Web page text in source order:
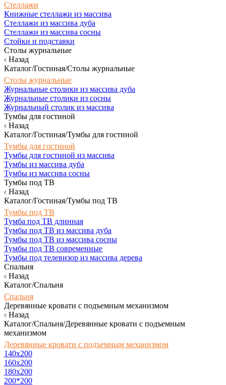
Стеллажи
Книжные стеллажи из массива
Стеллажи из массива дуба
Стеллажи из массива сосны
Стойки и подставки
Столы журнальные
Назад
Каталог/Гостиная/Столы журнальные
Столы журнальные
Журнальные столики из массива дуба
Журнальные столики из сосны
Журнальный столик из массива
Тумбы для гостиной
Назад
Каталог/Гостиная/Тумбы для гостиной
Тумбы для гостиной
Тумбы для гостиной из массива
Тумбы из массива дуба
Тумбы из массива сосны
Тумбы под ТВ
Назад
Каталог/Гостиная/Тумбы под ТВ
Тумбы под ТВ
Тумба под ТВ длинная
Тумбы под ТВ из массива дуба
Тумбы под ТВ из массива сосны
Тумбы под ТВ современные
Тумбы под телевизор из массива дерева
Спальня
Назад
Каталог/Спальня
Спальня
Деревянные кровати с подъемным механизмом
Назад
Каталог/Спальня/Деревянные кровати с подъемным
механизмом
Деревянные кровати с подъемным механизмом
140x200
160х200
180х200
200*200